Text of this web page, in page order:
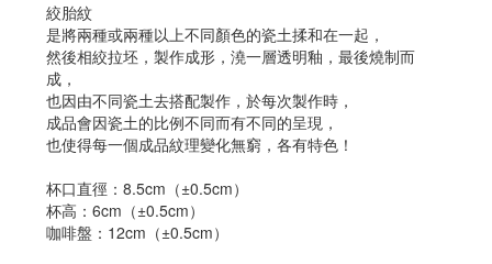
絞胎紋
是將兩種或兩種以上不同顏色的瓷土揉和在一起，
然後相絞拉坯，製作成形，澆一層透明釉，最後燒制而
成，
也因由不同瓷土去搭配製作，於每次製作時，
成品會因瓷土的比例不同而有不同的呈現，
也使得每一個成品紋理變化無窮，各有特色！
杯口直徑：8.5cm（±0.5cm）
杯高：6cm（±0.5cm）
咖啡盤：12cm（±0.5cm）